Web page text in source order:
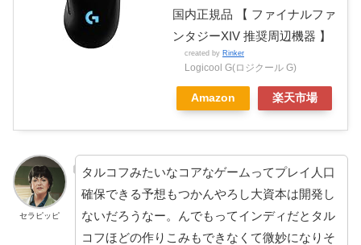
国内正規品 【 ファイナルファ
ンタジーXIV 推奨周辺機器 】
created by Rinker
Logicool G(ロジクール G)
Amazon 楽天市場
セラピッピ
タルコフみたいなコアなゲームってプレイ人口
確保できる予想もつかんやろし大資本は開発し
ないだろうなー。んでもってインディだとタル
コフほどの作りこみもできなくて微妙になりそ